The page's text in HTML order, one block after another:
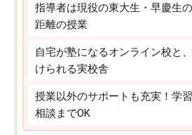
指導者は現役の東大生・早慶生
距離の授業
自宅が塾になるオンライン校と
けられる実校舎
授業以外のサポートも充実！学
相談までOK